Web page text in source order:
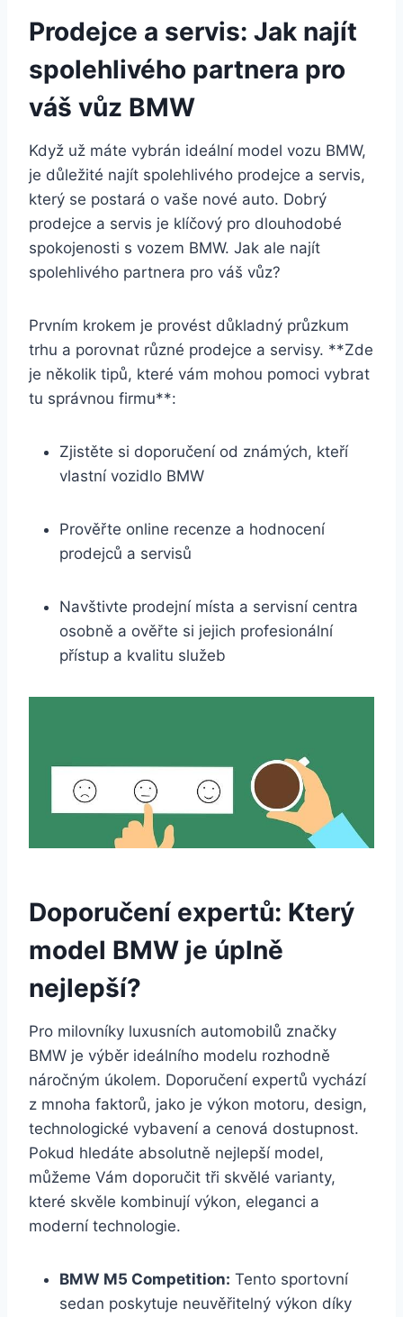
Prodejce a servis: Jak najít
spolehlivého partnera pro
váš vůz BMW
Když už máte vybrán ideální model vozu BMW,
je důležité najít spolehlivého prodejce a servis,
který se postará o vaše nové auto. Dobrý
prodejce a servis je klíčový pro dlouhodobé
spokojenosti s vozem BMW. Jak ale najít
spolehlivého partnera pro váš vůz?
Prvním krokem je provést důkladný průzkum
trhu a porovnat různé prodejce a servisy. **Zde
je několik tipů, které vám mohou pomoci vybrat
tu správnou firmu**:
Zjistěte si doporučení od známých, kteří
vlastní vozidlo BMW
Prověřte online recenze a hodnocení
prodejců a servisů
Navštivte prodejní místa a servisní centra
osobně a ověřte si jejich profesionální
přístup a kvalitu služeb
Doporučení expertů: Který
model BMW je úplně
nejlepší?
Pro milovníky luxusních automobilů značky
BMW je výběr ideálního modelu rozhodně
náročným úkolem. Doporučení expertů vychází
z mnoha faktorů, jako je výkon motoru, design,
technologické vybavení a cenová dostupnost.
Pokud hledáte absolutně nejlepší model,
můžeme Vám doporučit tři skvělé varianty,
které skvěle kombinují výkon, eleganci a
moderní technologie.
BMW M5 Competition: Tento sportovní
sedan poskytuje neuvěřitelný výkon díky